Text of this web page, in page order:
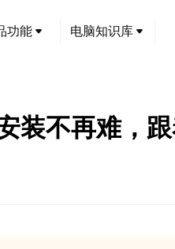
功能 电脑知识库
装不再难，